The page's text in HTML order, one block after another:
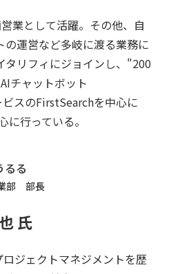
業として活躍。その他、自
運営など多岐に渡る業務に
タリフィにジョインし、"200
チャットボット
スのFirstSearchを中心に
に行っている。
るる
部 部長
氏
ジェクトマネジメントを歴